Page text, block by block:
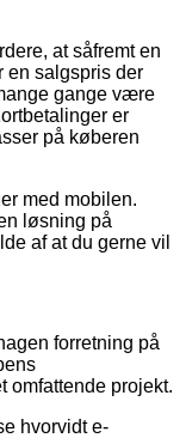
at såfremt en
en salgspris der
gange være
er
på køberen
med mobilen.
løsning på
af at du gerne vil
forretning på
omfattende projekt.
hvorvidt e-